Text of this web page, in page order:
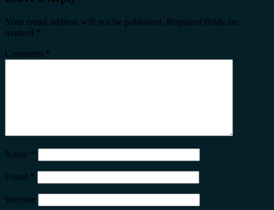
Your email address will not be published. Required fields are
marked *
Comment *
Name *
Email *
Website